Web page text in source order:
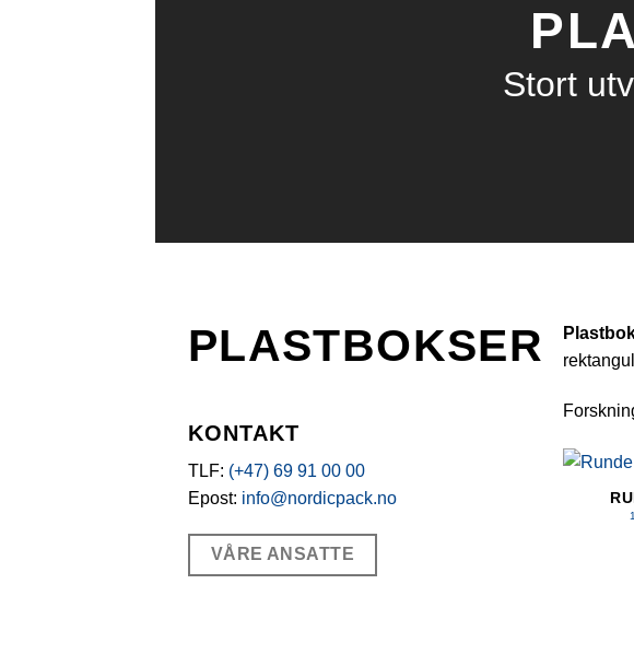
Stort
PLASTBOKSER
KONTAKT
TLF: (+47) 69 91 00 00
Epost: info@nordicpack.no
VÅRE ANSATTE